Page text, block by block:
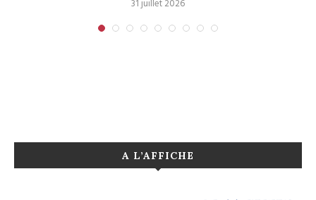
31 juillet 2026
A L’AFFICHE